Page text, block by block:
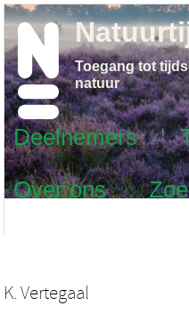
Deelnemers
Over ons
Toegang tot
natuur
K. Vertegaal